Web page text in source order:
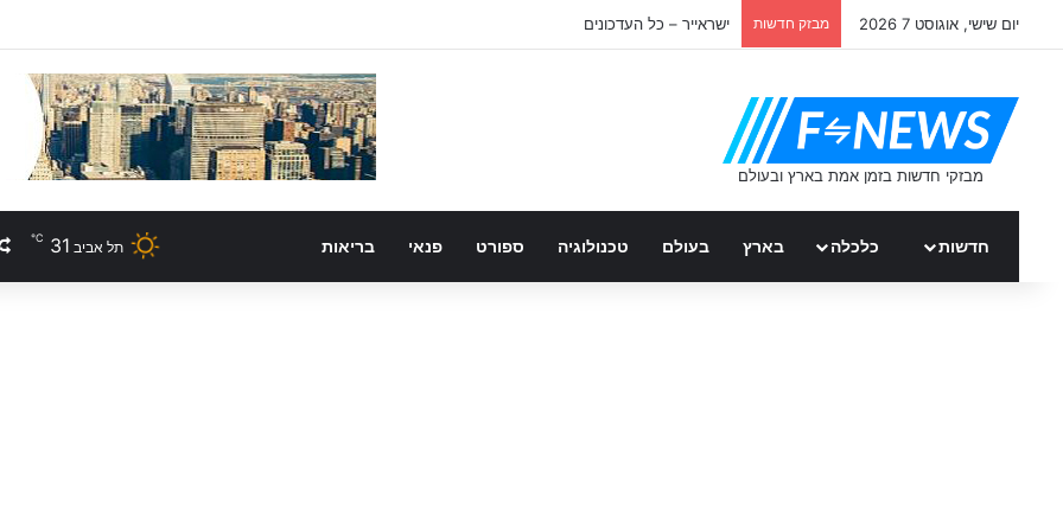
יום שישי, אוגוסט 7 2026 מבזק חדשות ישראייר – כל העדכונים
חדשות כלכלה בארץ בעולם טכנולוגיה ספורט פנאי בריאות תל אביב 31
℃